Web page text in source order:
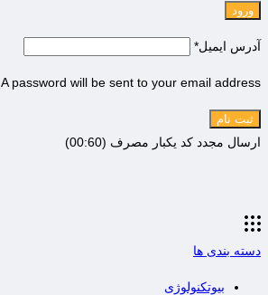
آدرس ایمیل*
A password will be sent to your email address.
ثبت نام
ارسال مجدد کد یکبار مصرف (00:
60
)
دسته بندی ها
بیوتکنولوژی